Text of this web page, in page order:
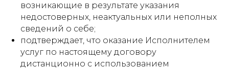
возникающие в результате указания
недостоверных, неактуальных или неполных
сведений о себе;
подтверждает, что оказание Исполнителем
услуг по настоящему договору
дистанционно с использованием